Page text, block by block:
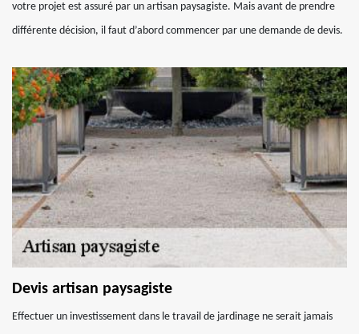
votre projet est assuré par un artisan paysagiste. Mais avant de prendre
différente décision, il faut d’abord commencer par une demande de devis.
Devis artisan paysagiste
Effectuer un investissement dans le travail de jardinage ne serait jamais